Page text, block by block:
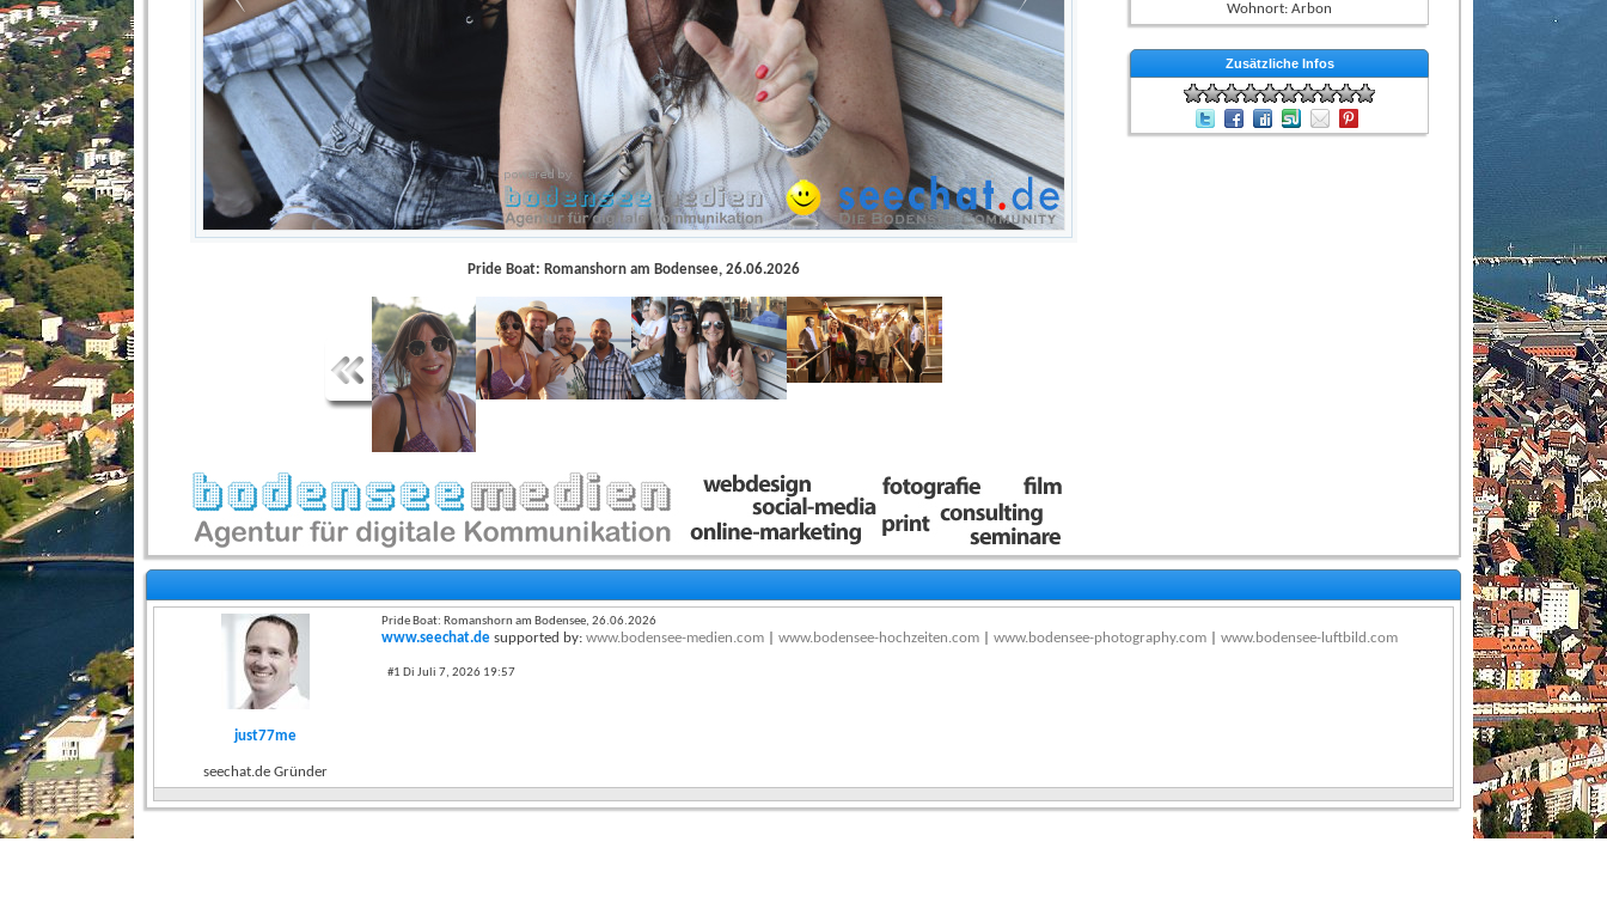
Pride Boat: Romanshorn am Bodensee, 26.06.2026
Wohnort: Arbon
Zusätzliche Infos
just77me
seechat.de Gründer
Pride Boat: Romanshorn am Bodensee, 26.06.2026
www.seechat.de supported by: www.bodensee-medien.com www.bodensee-hochzeiten.com www.bodensee-photography.com www.bodensee-luftbild.com
#1 Di Juli 7, 2026 19:57